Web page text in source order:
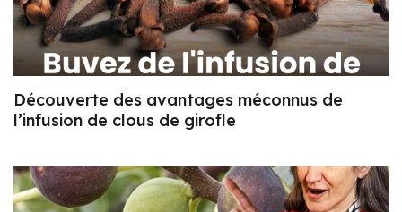
Découverte des avantages méconnus de
l’infusion de clous de girofle